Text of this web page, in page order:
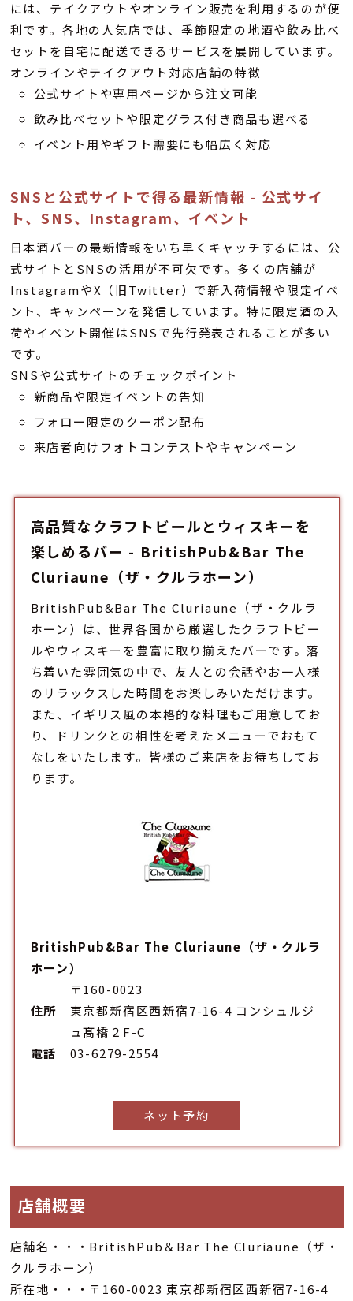
には、テイクアウトやオンライン販売を利用するのが便
利です。各地の人気店では、季節限定の地酒や飲み比べ
セットを自宅に配送できるサービスを展開しています。
オンラインやテイクアウト対応店舗の特徴
公式サイトや専用ページから注文可能
飲み比べセットや限定グラス付き商品も選べる
イベント用やギフト需要にも幅広く対応
SNSと公式サイトで得る最新情報 - 公式サイ
ト、SNS、Instagram、イベント
日本酒バーの最新情報をいち早くキャッチするには、公
式サイトとSNSの活用が不可欠です。多くの店舗が
InstagramやX（旧Twitter）で新入荷情報や限定イベ
ント、キャンペーンを発信しています。特に限定酒の入
荷やイベント開催はSNSで先行発表されることが多い
です。
SNSや公式サイトのチェックポイント
新商品や限定イベントの告知
フォロー限定のクーポン配布
来店者向けフォトコンテストやキャンペーン
高品質なクラフトビールとウィスキーを
楽しめるバー - BritishPub&Bar The
Cluriaune（ザ・クルラホーン）
BritishPub&Bar The Cluriaune（ザ・クルラ
ホーン）は、世界各国から厳選したクラフトビー
ルやウィスキーを豊富に取り揃えたバーです。落
ち着いた雰囲気の中で、友人との会話やお一人様
のリラックスした時間をお楽しみいただけます。
また、イギリス風の本格的な料理もご用意してお
り、ドリンクとの相性を考えたメニューでおもて
なしをいたします。皆様のご来店をお待ちしてお
ります。
BritishPub&Bar The Cluriaune（ザ・クルラ
ホーン）
住所
〒160-0023
東京都新宿区西新宿7-16-4 コンシュルジ
ュ髙橋２F-C
電話
03-6279-2554
ネット予約
店舗概要
店舗名・・・BritishPub＆Bar The Cluriaune（ザ・
クルラホーン）
所在地・・・〒160-0023 東京都新宿区西新宿7-16-4